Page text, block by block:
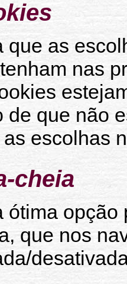
que as
nas
de que não
as escolhas
cheia
ótima opção
que nos